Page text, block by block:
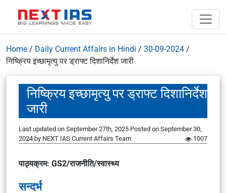
Home / Daily Current Affairs in Hindi / 30-09-2024 /
निष्क्रिय इच्छामृत्यु पर ड्राफ्ट दिशानिर्देश जारी
निष्क्रिय इच्छामृत्यु पर ड्राफ्ट दिशानिर्देश
जारी
Last updated on September 27th, 2025 Posted on September 30,
2024 by NEXT IAS Current Affairs Team 1007
पाठ्यक्रम: GS2/राजनीति/स्वास्थ्य
सन्दर्भ